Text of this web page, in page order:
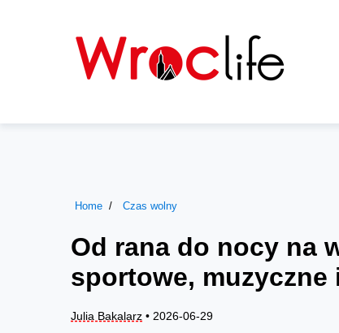
Home Czas wolny
Od rana do nocy na
sportowe,
Julia Bakalarz • 2026-06-29